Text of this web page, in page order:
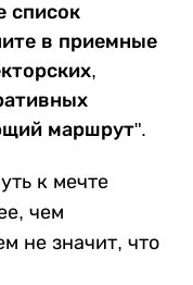
список
в приемные
маршрут".
к мечте
чем
не значит, что